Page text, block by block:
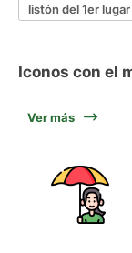
listón del 1er lugar
Iconos con el
Ver más